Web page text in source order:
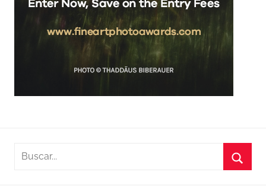
Buscar: